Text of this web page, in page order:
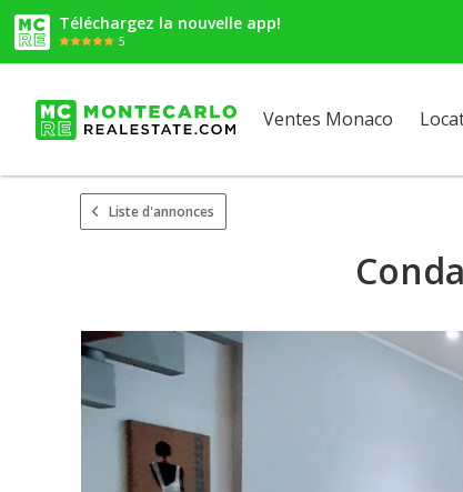
Téléchargez la nouvelle app!
5
Ventes Monaco
Liste d'annonces